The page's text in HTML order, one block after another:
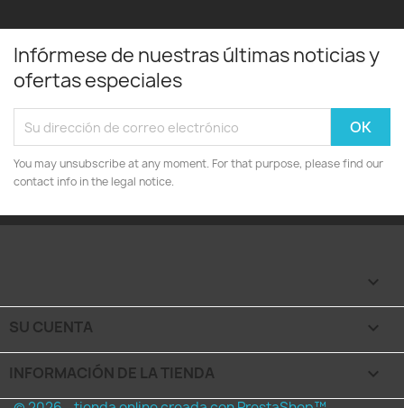
Infórmese de nuestras últimas noticias y
ofertas especiales
You may unsubscribe at any moment. For that purpose, please find our
contact info in the legal notice.

SU CUENTA 
INFORMACIÓN DE LA TIENDA keyboard_arrow_down